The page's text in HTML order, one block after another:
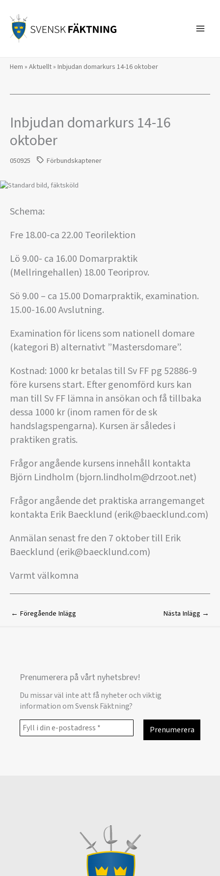
innehåll
Hem » Aktuellt» Inbjudan domarkurs 14-16 oktober
Inbjudan domarkurs 14-16
oktober
050925 Förbundskaptener
Schema:
Fre 18.00-ca 22.00 Teorilektion
Lö 9.00- ca 16.00 Domarpraktik
(Mellringehallen) 18.00 Teoriprov.
Sö 9.00 – ca 15.00 Domarpraktik, examination.
15.00-16.00 Avslutning.
Examination för licens som nationell domare
(kategori B) alternativt ”Mastersdomare”.
Kostnad: 1000 kr betalas till Sv FF pg 52886-9
före kursens start. Efter genomförd kurs kan
man till Sv FF lämna in ansökan och få tillbaka
dessa 1000 kr (inom ramen för de sk
handslagspengarna). Kursen är således i
praktiken gratis.
Frågor angående kursens innehåll kontakta
Björn Lindholm (bjorn.lindholm@drzoot.net)
Frågor angående det praktiska arrangemanget
kontakta Erik Baecklund (erik@baecklund.com)
Anmälan senast fre den 7 oktober till Erik
Baecklund (erik@baecklund.com)
Varmt välkomna
← Föregående Inlägg Nästa Inlägg →
Prenumerera på vårt nyhetsbrev!
Du missar väl inte att få nyheter och viktig
information om Svensk Fäktning?